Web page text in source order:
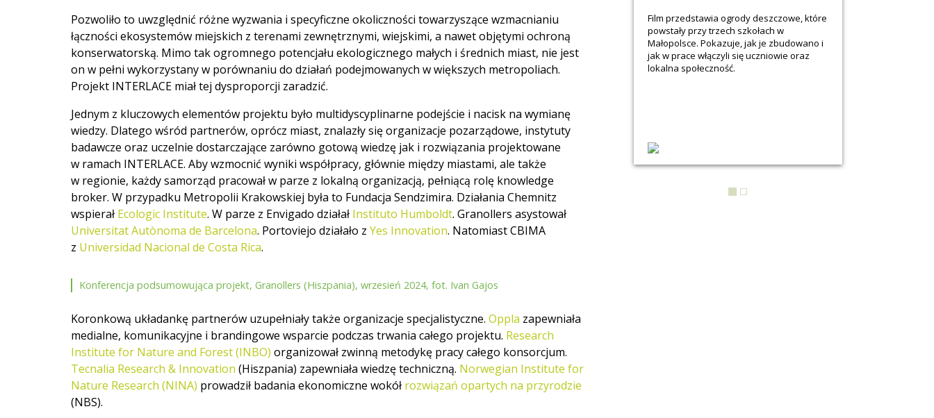
Pozwoliło to uwzględnić różne wyzwania i specyficzne okoliczności towarzyszące wzmacnianiu
łączności ekosystemów miejskich z terenami zewnętrznymi, wiejskimi, a nawet objętymi ochroną
konserwatorską. Mimo tak ogromnego potencjału ekologicznego małych i średnich miast, nie jest
on w pełni wykorzystany w porównaniu do działań podejmowanych w większych metropoliach.
Projekt INTERLACE miał tej dysproporcji zaradzić.
Jednym z kluczowych elementów projektu było multidyscyplinarne podejście i nacisk na wymianę
wiedzy. Dlatego wśród partnerów, oprócz miast, znalazły się organizacje pozarządowe, instytuty
badawcze oraz uczelnie dostarczające zarówno gotową wiedzę jak i rozwiązania projektowane
w ramach INTERLACE. Aby wzmocnić wyniki współpracy, głównie między miastami, ale także
w regionie, każdy samorząd pracował w parze z lokalną organizacją, pełniącą rolę knowledge
broker. W przypadku Metropolii Krakowskiej była to Fundacja Sendzimira. Działania Chemnitz
wspierał Ecologic Institute. W parze z Envigado działał Instituto Humboldt. Granollers asystował
Universitat Autònoma de Barcelona. Portoviejo działało z Yes Innovation. Natomiast CBIMA
z Universidad Nacional de Costa Rica.
Konferencja podsumowująca projekt, Granollers (Hiszpania), wrzesień 2024, fot. Ivan Gajos
Koronkową układankę partnerów uzupełniały także organizacje specjalistyczne. Oppla zapewniała
medialne, komunikacyjne i brandingowe wsparcie podczas trwania całego projektu. Research
Institute for Nature and Forest (INBO) organizował zwinną metodykę pracy całego konsorcjum.
Tecnalia Research & Innovation (Hiszpania) zapewniała wiedzę techniczną. Norwegian Institute for
Nature Research (NINA) prowadził badania ekonomiczne wokół rozwiązań opartych na przyrodzie
(NBS).
Film przedstawia ogrody deszczowe, które
powstały przy trzech szkołach w
Małopolsce. Pokazuje, jak je zbudowano i
jak w prace włączyli się uczniowie oraz
lokalna społeczność.